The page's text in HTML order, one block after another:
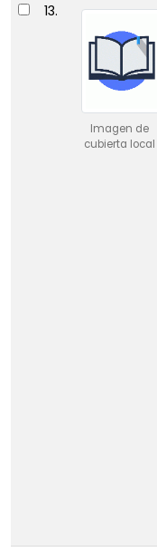
13.
Imagen de
cubierta local